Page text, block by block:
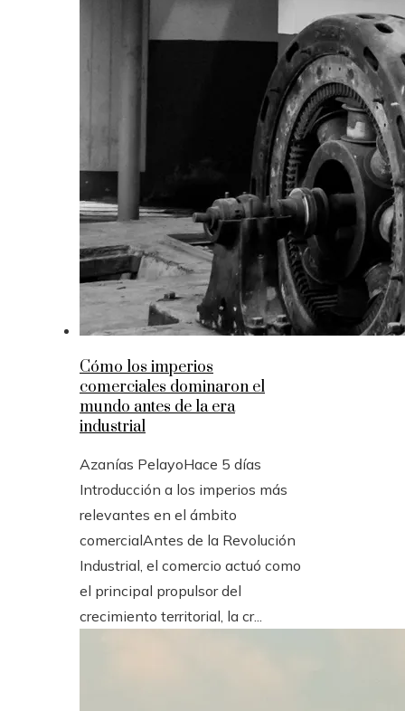
Cómo los imperios
comerciales dominaron el
mundo antes de la era
industrial
Azanías PelayoHace 5 días
Introducción a los imperios más
relevantes en el ámbito
comercialAntes de la Revolución
Industrial, el comercio actuó como
el principal propulsor del
crecimiento territorial, la cr...